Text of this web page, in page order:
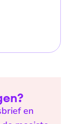
en